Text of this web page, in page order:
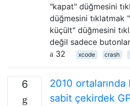
"kapat" düğmesini
düğmesini tıklatmak
küçült" düğmesini
değil sadece
32
xcode crash
6
2010 ortalarında
sabit çekirdek